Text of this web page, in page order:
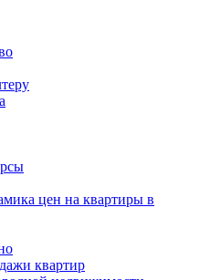
цен на квартиры в
квартир